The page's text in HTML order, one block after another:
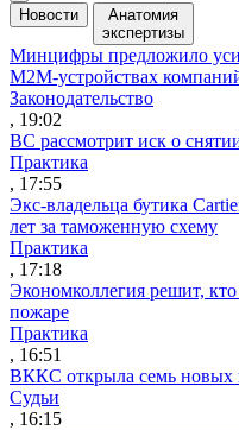
Новости
Анатомия
экспертизы
Минцифры предложило
M2M-устройствах
Законодательство
, 19:02
ВС рассмотрит иск о
Практика
, 17:55
Экс-владельца бутика
лет за таможенную схему
Практика
, 17:18
Экономколлегия решит,
пожаре
Практика
, 16:51
ВККС открыла семь новых
Судьи
, 16:15